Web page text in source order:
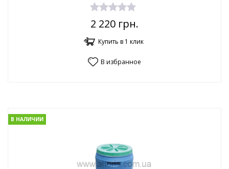
2 220 грн.
Купить в 1 клик
В избранное
В НАЛИЧИИ